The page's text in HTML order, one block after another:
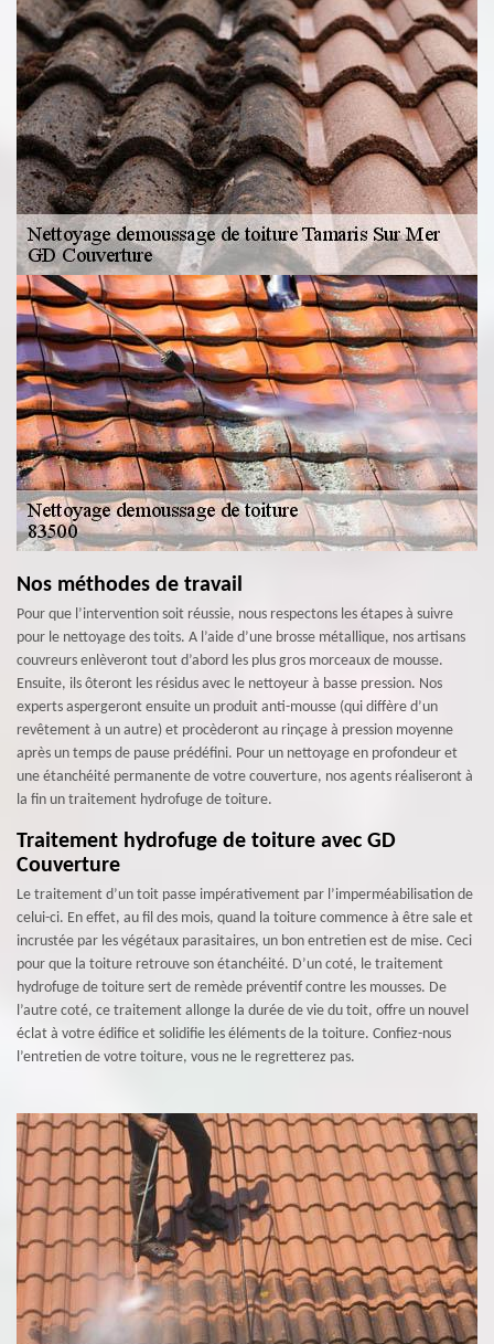
Nos méthodes de travail
Pour que l’intervention soit réussie, nous respectons les étapes à suivre
pour le nettoyage des toits. A l’aide d’une brosse métallique, nos artisans
couvreurs enlèveront tout d’abord les plus gros morceaux de mousse.
Ensuite, ils ôteront les résidus avec le nettoyeur à basse pression. Nos
experts aspergeront ensuite un produit anti-mousse (qui diffère d’un
revêtement à un autre) et procèderont au rinçage à pression moyenne
après un temps de pause prédéfini. Pour un nettoyage en profondeur et
une étanchéité permanente de votre couverture, nos agents réaliseront à
la fin un traitement hydrofuge de toiture.
Traitement hydrofuge de toiture avec GD
Couverture
Le traitement d’un toit passe impérativement par l’imperméabilisation de
celui-ci. En effet, au fil des mois, quand la toiture commence à être sale et
incrustée par les végétaux parasitaires, un bon entretien est de mise. Ceci
pour que la toiture retrouve son étanchéité. D’un coté, le traitement
hydrofuge de toiture sert de remède préventif contre les mousses. De
l’autre coté, ce traitement allonge la durée de vie du toit, offre un nouvel
éclat à votre édifice et solidifie les éléments de la toiture. Confiez-nous
l’entretien de votre toiture, vous ne le regretterez pas.